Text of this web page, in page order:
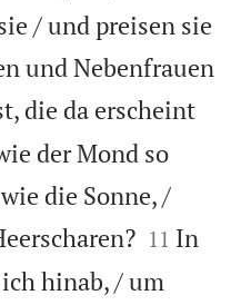
/ und preisen sie
und Nebenfrauen
die da erscheint
der Mond so
die Sonne, /

11 In
hinab, / um